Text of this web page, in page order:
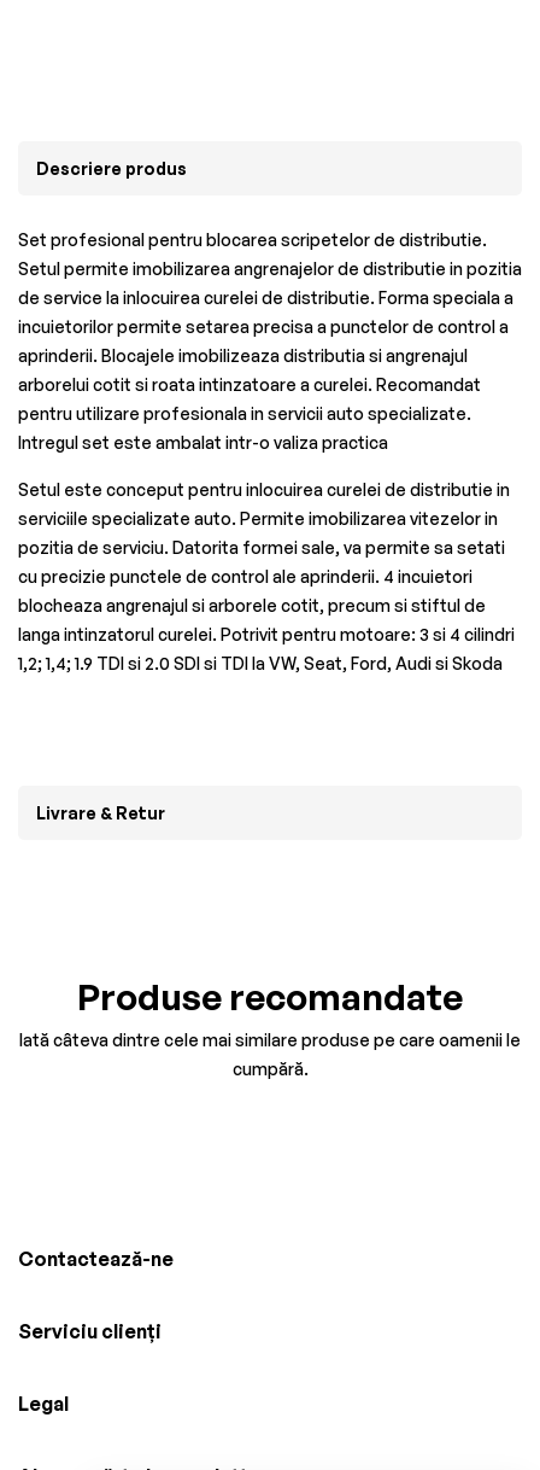
Descriere produs
Set profesional pentru blocarea scripetelor de distributie.
Setul permite imobilizarea angrenajelor de distributie in pozitia
de service la inlocuirea curelei de distributie. Forma speciala a
incuietorilor permite setarea precisa a punctelor de control a
aprinderii. Blocajele imobilizeaza distributia si angrenajul
arborelui cotit si roata intinzatoare a curelei. Recomandat
pentru utilizare profesionala in servicii auto specializate.
Intregul set este ambalat intr-o valiza practica
Setul este conceput pentru inlocuirea curelei de distributie in
serviciile specializate auto. Permite imobilizarea vitezelor in
pozitia de serviciu. Datorita formei sale, va permite sa setati
cu precizie punctele de control ale aprinderii. 4 incuietori
blocheaza angrenajul si arborele cotit, precum si stiftul de
langa intinzatorul curelei. Potrivit pentru motoare: 3 si 4 cilindri
1,2; 1,4; 1.9 TDI si 2.0 SDI si TDI la VW, Seat, Ford, Audi si Skoda
Livrare & Retur
Produse recomandate
Iată câteva dintre cele mai similare produse pe care oamenii le
cumpără.
Contactează-ne
Serviciu clienți
Legal